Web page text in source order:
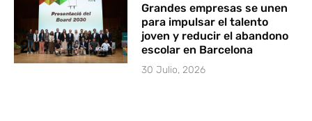
Grandes empresas se unen
para impulsar el talento
joven y reducir el abandono
escolar en Barcelona
30 Julio, 2026